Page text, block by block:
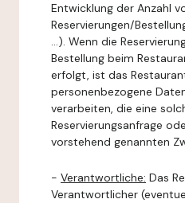
Entwicklung der Anzahl
Reservierungen/
...). Wenn die
Bestellung beim
erfolgt, ist das
personenbezogene
verarbeiten, die eine
Reservierungsanfrage
vorstehend genannten
- Verantwortliche: Das
Verantwortlicher